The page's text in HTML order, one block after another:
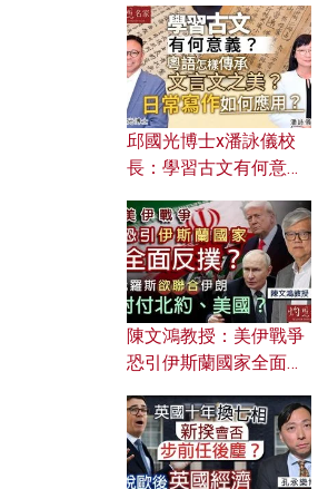
風險攻擊美軍，背後有
何盤算？
邱國光博士x潘詠儀校
長：學習古文有何意
文之美？ 日常寫作如何
應用？
陳文鴻教授：美伊戰爭
恐引伊斯蘭國家全面反
對付北約美國？